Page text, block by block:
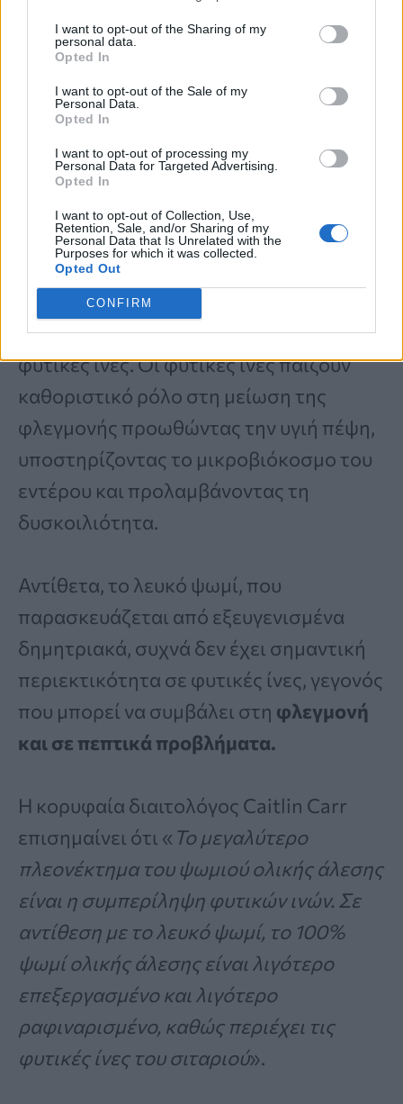
I want to opt-out of the Sharing of my
personal data.
Opted In
I want to opt-out of the Sale of my
Personal Data.
Opted In
I want to opt-out of processing my
Personal Data for Targeted Advertising.
Opted In
I want to opt-out of Collection, Use,
Retention, Sale, and/or Sharing of my
Personal Data that Is Unrelated with the
Purposes for which it was collected.
Opted Out
CONFIRM
Επειδή το ψωμί σικάλεως είναι
χαμηλό
σε θερμίδες
μπορεί να σας βοηθήσει να αποφύγετε
την υπερκατανάλωση τροφής,
διατηρώντας σας σε θερμιδικό
έλλειμμα
3. Ψωμί ολικής άλεσης
Τα ψωμιά ολικής άλεσης είναι
σε φυτικές ίνες, ιδιαίτερα σε αδιάλυτες
φυτικές ίνες. Οι φυτικές ίνες παίζουν
καθοριστικό ρόλο στη μείωση της
φλεγμονής προωθώντας την υγιή πέψη,
υποστηρίζοντας το μικροβιόκοσμο του
εντέρου και προλαμβάνοντας τη
δυσκοιλιότητα.
Αντίθετα, το λευκό ψωμί, που
παρασκευάζεται από εξευγενισμένα
δημητριακά, συχνά δεν έχει σημαντική
περιεκτικότητα σε φυτικές ίνες, γεγονός
που μπορεί να συμβάλει στη φλεγμονή
και σε πεπτικά προβλήματα.
Η κορυφαία διαιτολόγος Caitlin Carr
επισημαίνει ότι « Το μεγαλύτερο
πλεονέκτημα του ψωμιού ολικής άλεσης
είναι η συμπερίληψη φυτικών ινών. Σε
αντίθεση με το λευκό ψωμί, το 100%
ψωμί ολικής άλεσης είναι λιγότερο
επεξεργασμένο και λιγότερο
ραφιναρισμένο, καθώς περιέχει τις
φυτικές ίνες του σιταριού».